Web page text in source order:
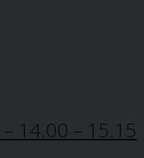
– 14.00 – 15.15